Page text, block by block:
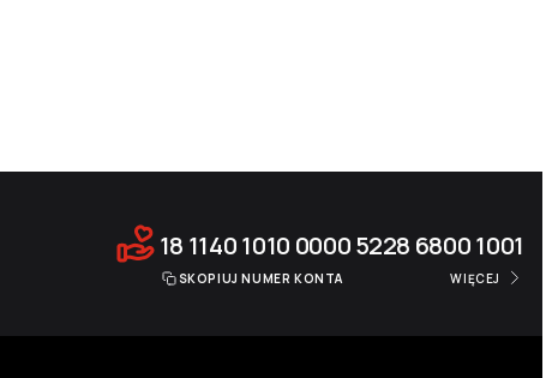
18 1140 1010 0000 5228 6800 1001
SKOPIUJ NUMER KONTA WIĘCEJ